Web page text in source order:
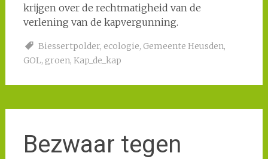
krijgen over de rechtmatigheid van de
verlening van de kapvergunning.
Biessertpolder, ecologie, Gemeente Heusden,
GOL, groen, Kap_de_kap
Bezwaar tegen